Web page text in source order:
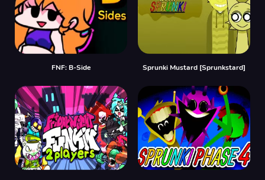
FNF: B-Side Sprunki Mustard [Sprunkstard]